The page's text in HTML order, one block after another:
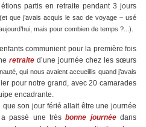
partis en retraite pendant 3 jours
(et que j’avais acquis le sac de voyage – usé
mais pour combien de temps ?...).
communient pour la première fois
retraite d’une journée chez les sœurs
qui nous avaient accueillis quand j’avais
pour notre grand, avec 20 camarades
encadrante.
son jour férié allait être une journée
a passé une trèsbonne journéedans